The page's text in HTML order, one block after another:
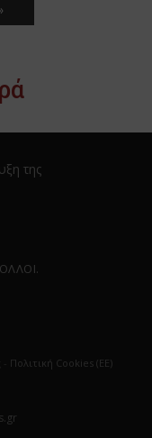
της
Πολιτική Cookies (ΕΕ)